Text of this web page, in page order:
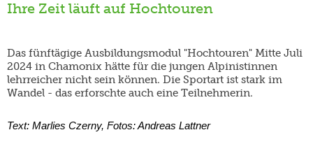
Ihre Zeit läuft auf Hochtouren
Das fünftägige Ausbildungsmodul "Hochtouren" Mitte Juli
2024 in Chamonix hätte für die jungen Alpinistinnen
lehrreicher nicht sein können. Die Sportart ist stark im
Wandel - das erforschte auch eine Teilnehmerin.
Text: Marlies Czerny, Fotos: Andreas Lattner